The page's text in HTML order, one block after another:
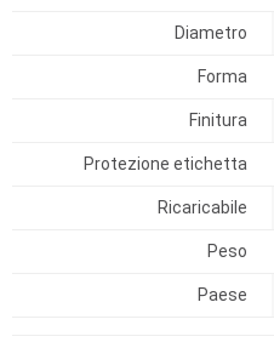
Diametro
Forma
Finitura
Protezione etichetta
Ricaricabile
Peso
Paese